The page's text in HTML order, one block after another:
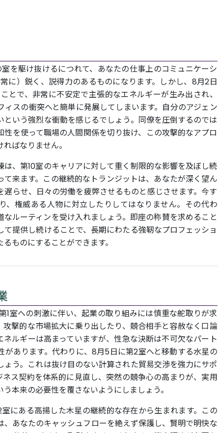
を駆け抜けるにつれて、あなたの仕事上のコミュニケーシ
に）鋭く、説得力のあるものになります。しかし、8月2日
とで、非常に不安定で主張的なエネルギーが生み出され、
ィスの衝突へと簡単に発展してしまいます。自分のアジェン
という強烈な衝動を感じるでしょう。同僚を圧倒するのでは
性を使って職場の人間関係を切り抜け、この攻撃的なアプロ
ばなりません。
は、第10室のキャリアに対して重く制限的な影響を及ぼし続
て来ます。この継続的なトランジットは、あなたが深く望ん
遅らせ、日々の労働を疲弊させるものと感じさせます。今す
、権威ある人物に対立したりしてはなりません。その代わ
なルーティンを受け入れましょう。即座の称賛を求めること
て提供し続けることで、長期にわたる強靭なプロフェッショ
ものにすることができます。
1室への刺激に伴い、起業の取り組みには慎重な舵取りが求
攻撃的な市場拡大に乗り出したり、競合相手と容赦なく口論
ネルギーは高まっていますが、性急な決断は不可欠なパート
があります。代わりに、8月5日に第2室へと移動する水星の
う。これは抜け目のない計算された貿易交渉を強力にサポ
ネス契約を体系的に見直し、突然の競争心の高まりが、実用
本来の必要性を覆さないようにしましょう。
にある高揚した木星の継続的な存在から生まれます。この
、あなたのキャッシュフローを絶えず保護し、賢明で明快な